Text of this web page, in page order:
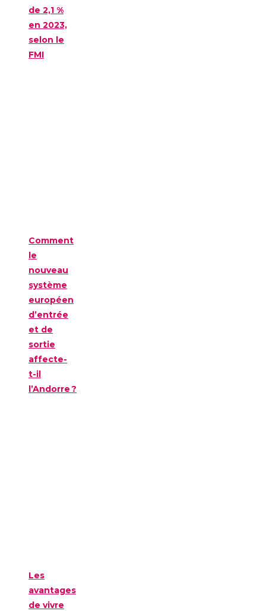
de 2,1 %
en 2023,
selon le
FMI
Comment
le
nouveau
système
européen
d’entrée
et de
sortie
affecte-
t-il
l’Andorre ?
Les
avantages
de vivre